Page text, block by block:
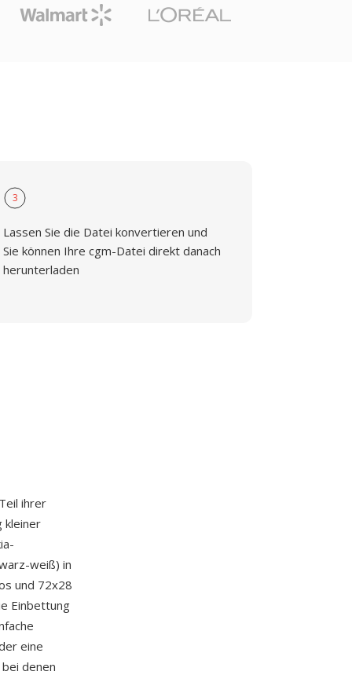
3
Lassen Sie die Datei konvertieren und
Sie können Ihre cgm-Datei direkt danach
herunterladen
ihrer
kleiner
weiß) in
und 72x28
Einbettung
eine
denen